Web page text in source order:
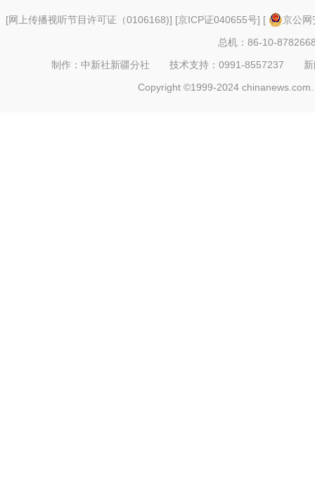
[网上传播视听节目许可证（0106168)] [京ICP证040655号] [
京公
总机：86-10-
制作：中新社新疆分社 技术支持：0991-8557237
Copyright ©1999-2024